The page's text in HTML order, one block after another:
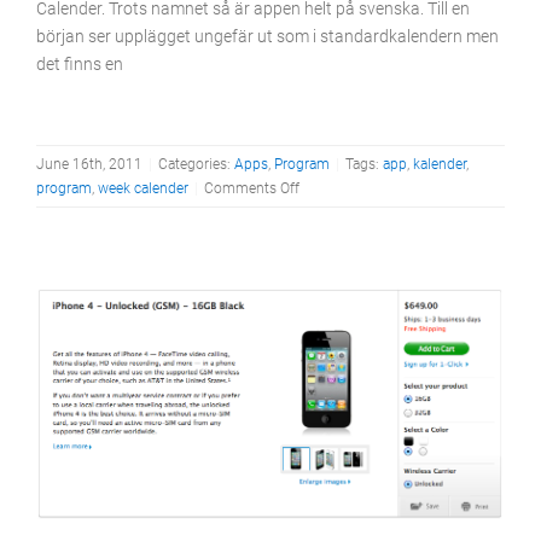
Calender. Trots namnet så är appen helt på svenska. Till en
början ser upplägget ungefär ut som i standardkalendern men
det finns en
June 16th, 2011 Categories: Apps Program Tags: app kalender,
program week calender Comments Offon
Apple Övrigt